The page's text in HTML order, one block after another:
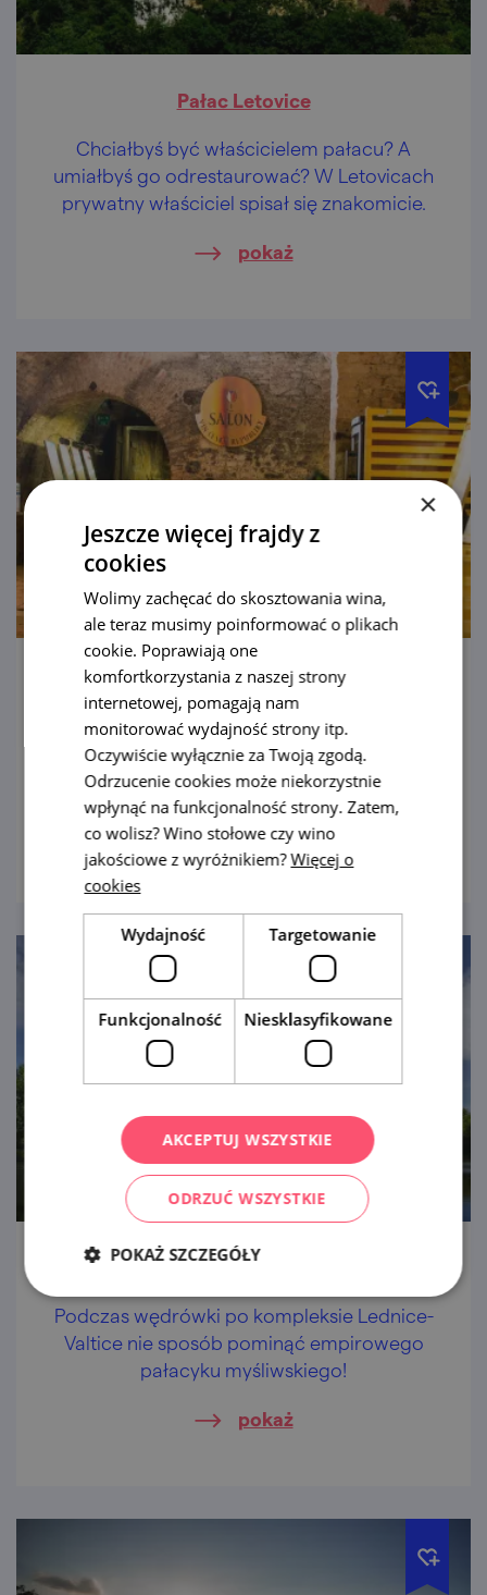
Pałac Letovice
Chciałbyś być właścicielem pałacu? A
umiałbyś go odrestaurować? W Letovicach
prywatny właściciel spisał się znakomicie.
pokaż
Salon Win, pałac Valtice
Są pałace, w których zobaczysz turnieje
rycerskie. W pałacu w Valticach skosztujesz
najlepszych win z całych Czech.
pokaż
Pałacyk Pohansko
Podczas wędrówki po kompleksie Lednice-
Valtice nie sposób pominąć empirowego
pałacyku myśliwskiego!
pokaż
×
Jeszcze więcej frajdy z
cookies
Wolimy zachęcać do skosztowania wina,
ale teraz musimy poinformować o plikach
cookie. Poprawiają one
komfortkorzystania z naszej strony
internetowej, pomagają nam
monitorować wydajność strony itp.
Oczywiście wyłącznie za Twoją zgodą.
Odrzucenie cookies może niekorzystnie
wpłynąć na funkcjonalność strony. Zatem,
co wolisz? Wino stołowe czy wino
jakościowe z wyróżnikiem?Więcej o
cookies
Wydajność Targetowanie
Funkcjonalność Niesklasyfikowane
AKCEPTUJ WSZYSTKIE
ODRZUĆ WSZYSTKIE
POKAŻ SZCZEGÓŁY